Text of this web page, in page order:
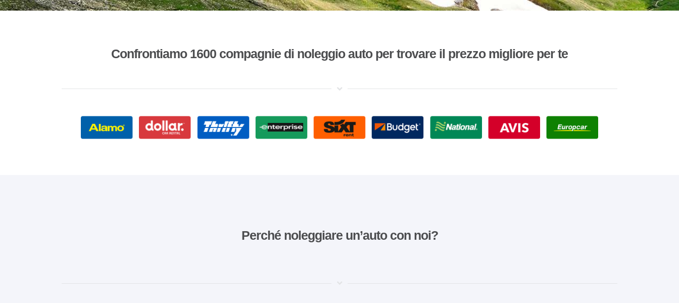
Confrontiamo 1600 compagnie di noleggio auto per trovare il prezzo migliore per te
Perché noleggiare un’auto con noi?